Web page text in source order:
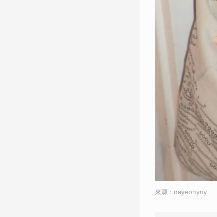
來源：nayeonyny